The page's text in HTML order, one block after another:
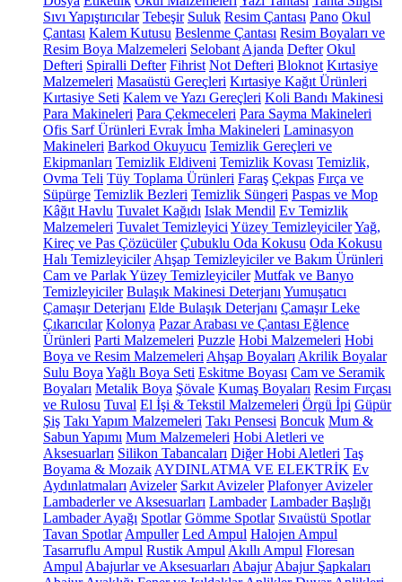
Sıvı Yapıştırıcılar Tebeşir Suluk Resim Çantası Pano Okul
Çantası Kalem Kutusu Beslenme Çantası Resim Boyaları ve
Resim Boya Malzemeleri Selobant Ajanda Defter Okul
Defteri Spiralli Defter Fihrist Not Defteri Bloknot Kırtasiye
Malzemeleri Masaüstü Gereçleri Kırtasiye Kağıt Ürünleri
Kırtasiye Seti Kalem ve Yazı Gereçleri Koli Bandı Makinesi
Para Makineleri Para Çekmeceleri Para Sayma Makineleri
Ofis Sarf Ürünleri Evrak İmha Makineleri Laminasyon
Makineleri Barkod Okuyucu Temizlik Gereçleri ve
Ekipmanları Temizlik Eldiveni Temizlik Kovası Temizlik,
Ovma Teli Tüy Toplama Ürünleri Faraş Çekpas Fırça ve
Süpürge Temizlik Bezleri Temizlik Süngeri Paspas ve Mop
Kâğıt Havlu Tuvalet Kağıdı Islak Mendil Ev Temizlik
Malzemeleri Tuvalet Temizleyici Yüzey TemizleyicilerYağ,
Kireç ve Pas Çözücüler Çubuklu Oda Kokusu Oda Kokusu
Halı Temizleyiciler Ahşap Temizleyiciler ve Bakım Ürünleri
Cam ve Parlak Yüzey Temizleyiciler Mutfak ve Banyo
Temizleyiciler Bulaşık Makinesi Deterjanı Yumuşatıcı
Çamaşır Deterjanı Elde Bulaşık Deterjanı Çamaşır Leke
Çıkarıcılar Kolonya Pazar Arabası ve Çantası Eğlence
Ürünleri Parti Malzemeleri Puzzle Hobi Malzemeleri Hobi
Boya ve Resim Malzemeleri Ahşap Boyaları Akrilik Boyalar
Sulu Boya Yağlı Boya Seti Eskitme Boyası Cam ve Seramik
Boyaları Metalik Boya Şövale Kumaş Boyaları Resim Fırçası
ve Rulosu Tuval El İşi & Tekstil Malzemeleri Örgü İpi Güpür
Şiş Takı Yapım Malzemeleri Takı Pensesi Boncuk Mum &
Sabun Yapımı Mum Malzemeleri Hobi Aletleri ve
Aksesuarları Silikon Tabancaları Diğer Hobi Aletleri Taş
Boyama & Mozaik AYDINLATMA VE ELEKTRİK Ev
Aydınlatmaları Avizeler Sarkıt Avizeler Plafonyer Avizeler
Lambaderler ve Aksesuarları Lambader Lambader Başlığı
Lambader Ayağı Spotlar Gömme Spotlar Sıvaüstü Spotlar
Tavan Spotlar Ampuller Led Ampul Halojen Ampul
Tasarruflu Ampul Rustik Ampul Akıllı Ampul Floresan
Ampul Abajurlar ve Aksesuarları Abajur Abajur Şapkaları